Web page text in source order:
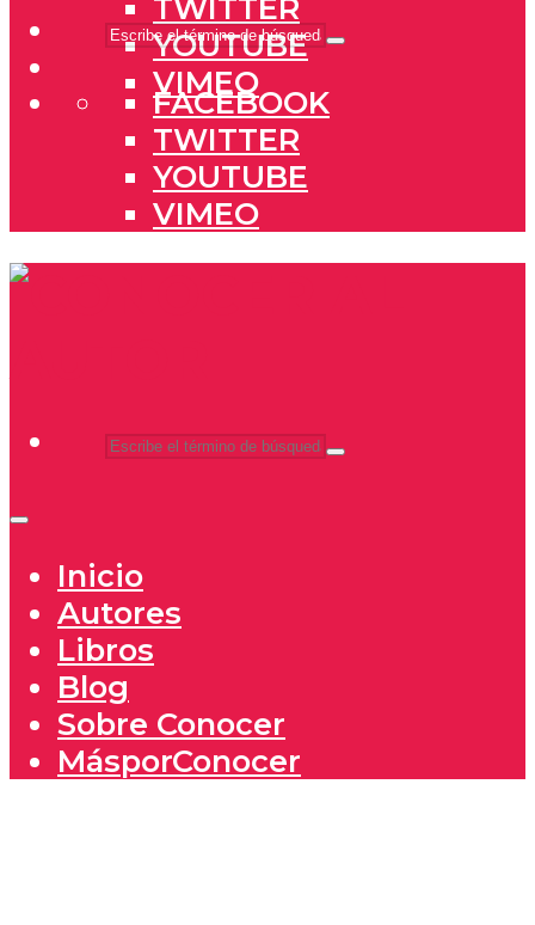
TWITTER
YOUTUBE
VIMEO
FACEBOOK
TWITTER
YOUTUBE
VIMEO
Inicio
Autores
Libros
Blog
Sobre Conocer
MásporConocer